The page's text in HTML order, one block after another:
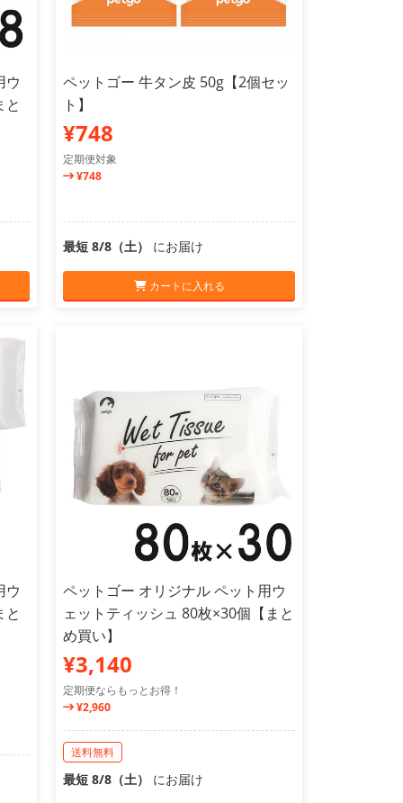
ウ
と
ペットゴー 牛タン皮 50g【2個セッ
ト】
¥748
定期便対象
¥748
最短 8/8（土） にお届け
カートに入れる
ウ
と
ペットゴー オリジナル ペット用ウ
ェットティッシュ 80枚×30個【まと
め買い】
¥3,140
定期便ならもっとお得！
¥2,960
送料無料
最短 8/8（土） にお届け